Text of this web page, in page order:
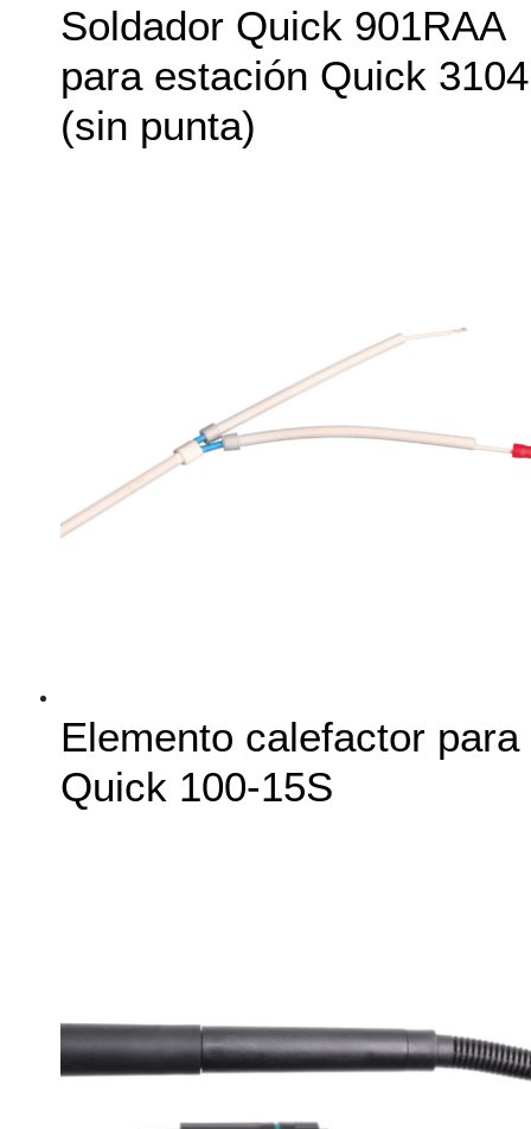
Soldador Quick 901RAA
para estación Quick 3104
(sin punta)
Elemento calefactor para
Quick 100-15S